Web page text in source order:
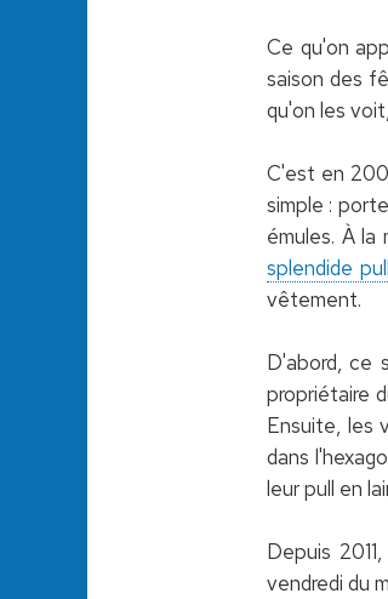
Ce qu'on
saison des
qu'on les
C'est en
simple :
émules. À
splendide
vêtement.
D'abord, ce
propriétaire
Ensuite, les
dans
leur pull en
Depuis
vendredi du